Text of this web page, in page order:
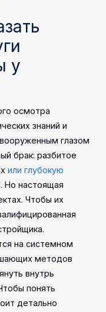
у
осмотра
знаний и
глазом
брак: разбитое
или глубокую
Но настоящая
Чтобы их
на системном
методов
внутрь
понять
детально